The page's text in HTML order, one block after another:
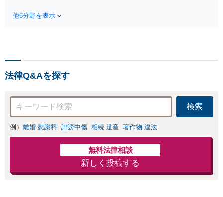
ぞお電話ください。
他6分野を表示
法律Q&Aを探す
検索
例） 離婚 慰謝料 誹謗中傷 相続 遺産 著作物 違法
無料法律相談
新しく投稿する